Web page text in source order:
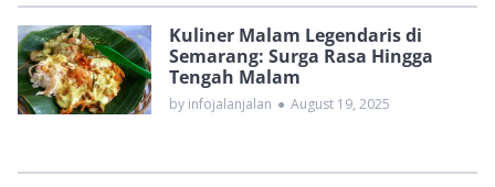
Kuliner Malam Legendaris di
Semarang: Surga Rasa Hingga
Tengah Malam
by infojalanjalan ● August 19, 2025